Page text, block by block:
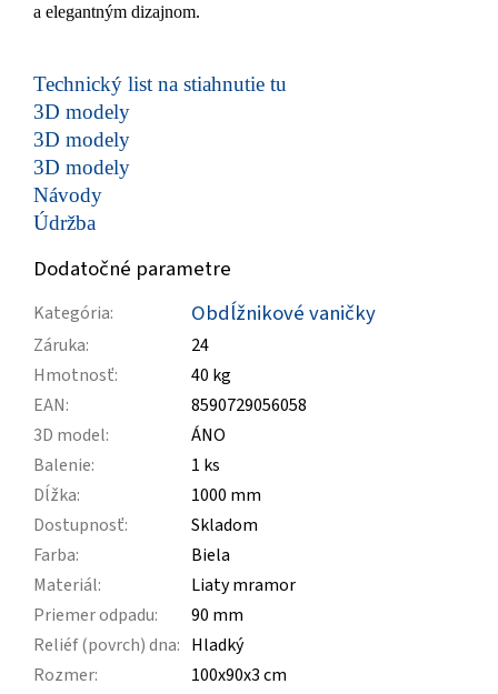
a elegantným dizajnom.
Technický list na stiahnutie tu
3D modely
3D modely
3D modely
Návody
Údržba
Dodatočné parametre
Kategória: Obdĺžnikové vaničky
Záruka:
24
Hmotnosť:
40 kg
EAN:
8590729056058
3D model:
ÁNO
Balenie:
1 ks
Dĺžka:
1000 mm
Dostupnosť:
Skladom
Farba:
Biela
Materiál:
Liaty mramor
Priemer odpadu:
90 mm
Reliéf (povrch) dna: Hladký
Rozmer:
100x90x3 cm